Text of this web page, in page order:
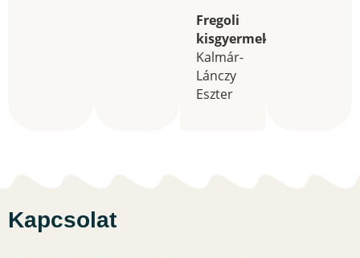
Fregoli
kisgyermeknevelő:
Kalmár-
Lánczy
Eszter
Kapcsolat